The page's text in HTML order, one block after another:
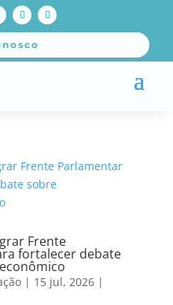
Frente
fortalecer debate
| 15 jul, 2026|